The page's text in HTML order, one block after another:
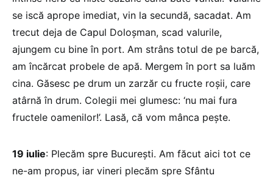
se iscă aprope imediat, vin la secundă, sacadat. Am
trecut deja de Capul Doloşman, scad valurile,
ajungem cu bine în port. Am strâns totul de pe barcă,
am încărcat probele de apă. Mergem în port sa luăm
cina. Găsesc pe drum un zarzăr cu fructe roşii, care
atârnă în drum. Colegii mei glumesc: ‘nu mai fura
fructele oamenilor!’. Lasă, că vom mânca peşte.
19 iulie: Plecăm spre Bucureşti. Am făcut aici tot ce
ne-am propus, iar vineri plecăm spre Sfântu